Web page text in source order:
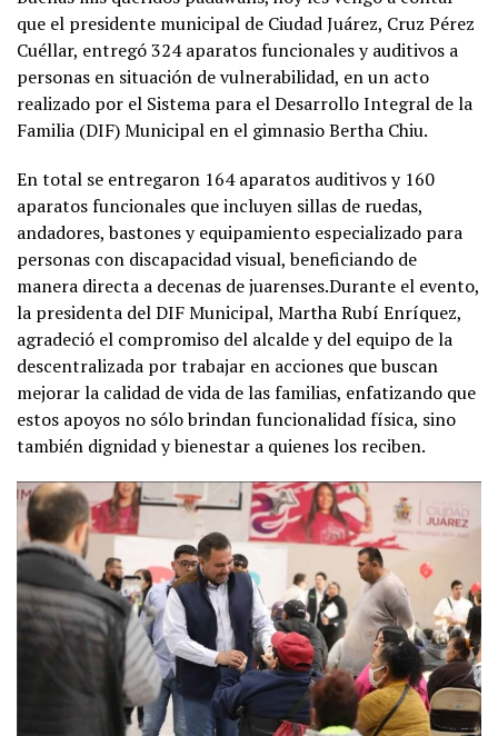
que el presidente municipal de Ciudad Juárez, Cruz Pérez
Cuéllar, entregó 324 aparatos funcionales y auditivos a
personas en situación de vulnerabilidad, en un acto
realizado por el Sistema para el Desarrollo Integral de la
Familia (DIF) Municipal en el gimnasio Bertha Chiu.
En total se entregaron 164 aparatos auditivos y 160
aparatos funcionales que incluyen sillas de ruedas,
andadores, bastones y equipamiento especializado para
personas con discapacidad visual, beneficiando de
manera directa a decenas de juarenses.Durante el evento,
la presidenta del DIF Municipal, Martha Rubí Enríquez,
agradeció el compromiso del alcalde y del equipo de la
descentralizada por trabajar en acciones que buscan
mejorar la calidad de vida de las familias, enfatizando que
estos apoyos no sólo brindan funcionalidad física, sino
también dignidad y bienestar a quienes los reciben.